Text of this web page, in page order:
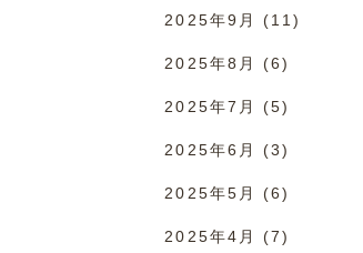
2025年9月 (11)
2025年8月 (6)
2025年7月 (5)
2025年6月 (3)
2025年5月 (6)
2025年4月 (7)